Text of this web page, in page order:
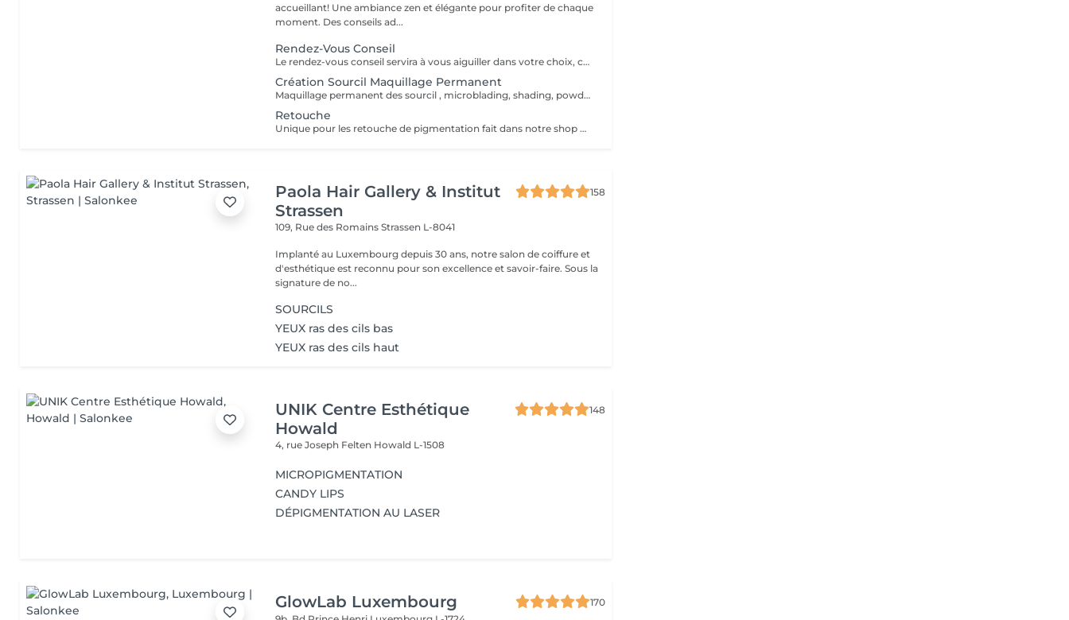
accueillant! Une ambiance zen et élégante pour profiter de chaque
moment. Des conseils ad...
Rendez-Vous Conseil
Le rendez-vous conseil servira à vous aiguiller dans votre choix, confirmer vos souhaits et vous accompagner dans cette démarche, notamment sur le maquillage permanent.
Création Sourcil Maquillage Permanent
Maquillage permanent des sourcil , microblading, shading, powder ou mixte . Avant de prendre cette prestation il est impératif de prendre un rdv conseil .
Retouche
Unique pour les retouche de pigmentation fait dans notre shop Wink. Pour les service exécuter dans un autre institut prendre un rdv conseille.
Paola Hair Gallery & Institut
Strassen
158
109, Rue des RomainsStrassen L-8041
Implanté au Luxembourg depuis 30 ans, notre salon de coiffure et
d'esthétique est reconnu pour son excellence et savoir-faire. Sous la
signature de no...
SOURCILS
YEUX ras des cils bas
YEUX ras des cils haut
UNIK Centre Esthétique
Howald
148
4, rue Joseph Felten Howald L-1508
MICROPIGMENTATION
CANDY LIPS
DÉPIGMENTATION AU LASER
GlowLab Luxembourg
170